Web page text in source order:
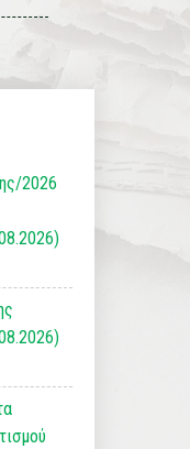
2026